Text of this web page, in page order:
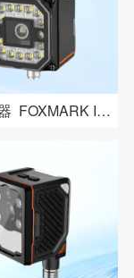
工业读码器 FOXMARK ID408